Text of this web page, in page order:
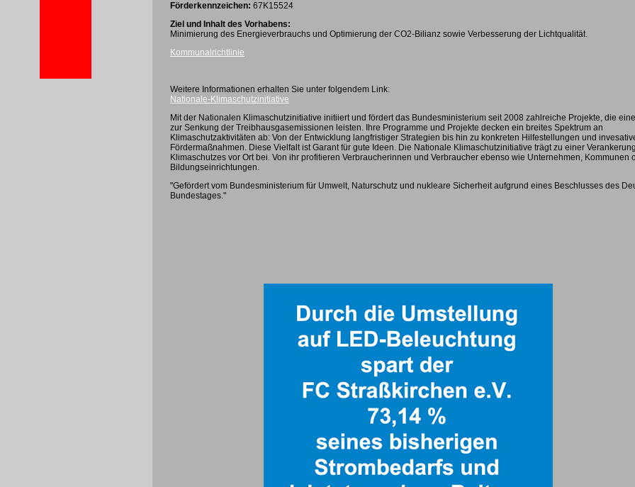
Förderkennzeichen: 67K15524
Ziel und Inhalt des Vorhabens:
Minimierung des Energieverbrauchs und Optimierung der CO2-Bilianz sowie Verbesserung der Lichtqualität.
Kommunalrichtlinie
Weitere Informationen erhalten Sie unter folgendem Link:
Nationale-Klimaschutzinitiative
Mit der Nationalen Klimaschutzinitiative initiiert und fördert das Bundesministerium seit 2008 zahlreiche Projekte, die
zur Senkung der Treibhausgasemissionen leisten. Ihre Programme und Projekte decken ein breites Spektrum an
Klimaschutzaktivitäten ab: Von der Entwicklung langfristiger Strategien bis hin zu konkreten Hilfestellungen und
Fördermaßnahmen. Diese Vielfalt ist Garant für gute Ideen. Die Nationale Klimaschutzinitiative trägt zu einer
Klimaschutzes vor Ort bei. Von ihr profitieren Verbraucherinnen und Verbraucher ebenso wie Unternehmen, Kommunen
Bildungseinrichtungen.
"Gefördert vom Bundesministerium für Umwelt, Naturschutz und nukleare Sicherheit aufgrund eines Beschlusses des
Bundestages."